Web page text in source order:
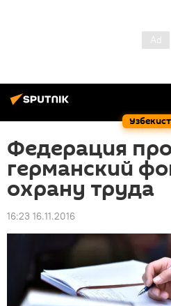
Федерация
германский
охрану труда
16:23 16.11.2016